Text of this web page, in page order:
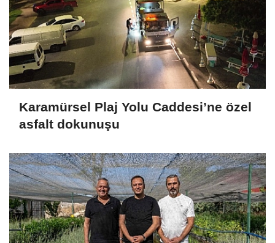
Karamürsel Plaj Yolu Caddesi’ne özel
asfalt dokunuşu